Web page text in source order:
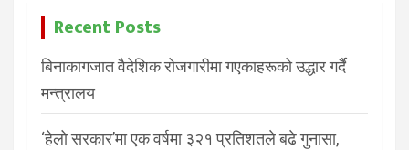
Recent Posts
बिनाकागजात वैदेशिक रोजगारीमा गएकाहरूको उद्धार गर्दै
मन्त्रालय
‘हेलो सरकार’मा एक वर्षमा ३२१ प्रतिशतले बढे गुनासा,